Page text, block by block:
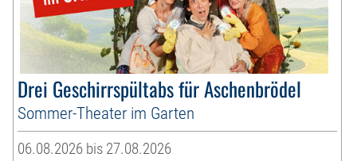
Drei Geschirrspültabs für Aschenbrödel
Sommer-Theater im Garten
06.08.2026 bis 27.08.2026